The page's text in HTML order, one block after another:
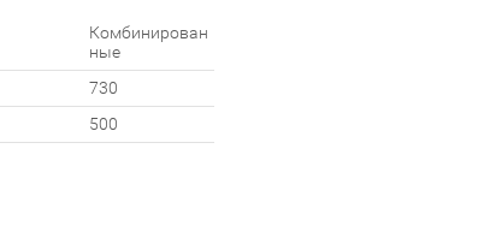
Комбинирован
ные
730
500